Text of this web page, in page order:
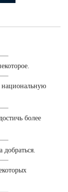
национальную
более